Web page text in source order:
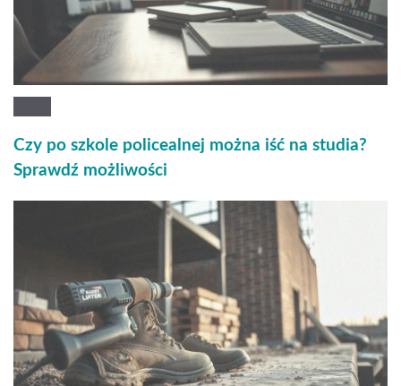
Czy po szkole policealnej można iść na studia?
Sprawdź możliwości